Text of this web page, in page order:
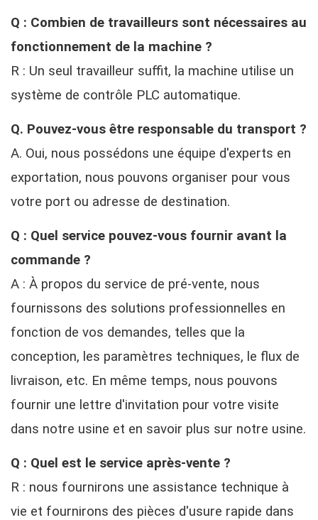
Q : Combien de travailleurs sont nécessaires au
fonctionnement de la machine ?
R : Un seul travailleur suffit, la machine utilise un
système de contrôle PLC automatique.
Q. Pouvez-vous être responsable du transport ?
A. Oui, nous possédons une équipe d'experts en
exportation, nous pouvons organiser pour vous
votre port ou adresse de destination.
Q : Quel service pouvez-vous fournir avant la
commande ?
A : À propos du service de pré-vente, nous
fournissons des solutions professionnelles en
fonction de vos demandes, telles que la
conception, les paramètres techniques, le flux de
livraison, etc. En même temps, nous pouvons
fournir une lettre d'invitation pour votre visite
dans notre usine et en savoir plus sur notre usine.
Q : Quel est le service après-vente ?
R : nous fournirons une assistance technique à
vie et fournirons des pièces d'usure rapide dans